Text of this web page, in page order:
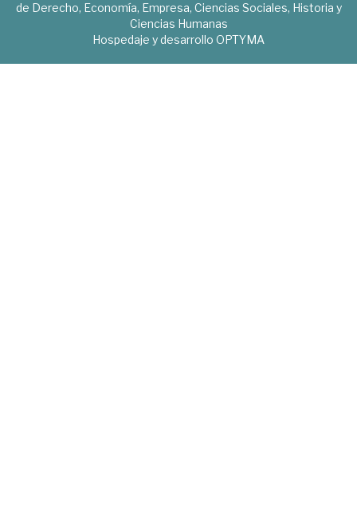
de Derecho, Economía, Empresa, Ciencias Sociales, Historia y
Ciencias Humanas
Hospedaje y desarrollo OPTYMA